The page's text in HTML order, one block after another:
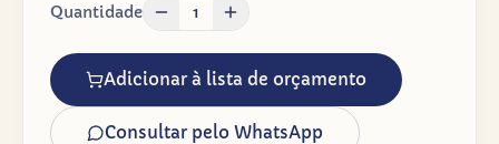
Quantidade 1
Adicionar à lista de orçamento
Consultar pelo WhatsApp